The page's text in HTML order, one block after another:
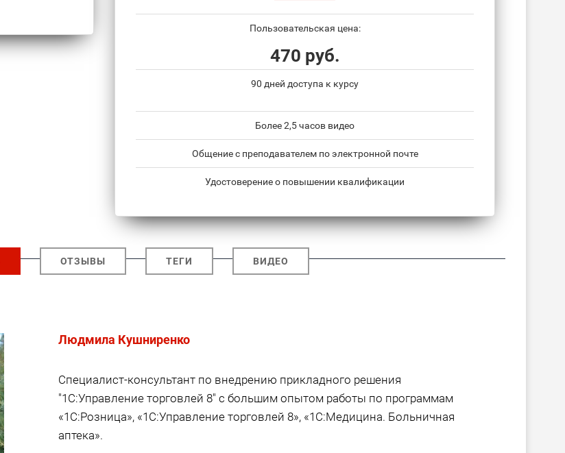
Пользовательская цена:
470 руб.
90 дней доступа к курсу
Более 2,5 часов видео
Общение с преподавателем по электронной почте
Удостоверение о повышении квалификации
ОТЗЫВЫ ТЕГИ ВИДЕО
Людмила Кушниренко
Специалист-консультант по внедрению прикладного решения
"1С:Управление торговлей 8" с большим опытом работы по программам
«1С:Розница», «1С:Управление торговлей 8», «1С:Медицина. Больничная
аптека».